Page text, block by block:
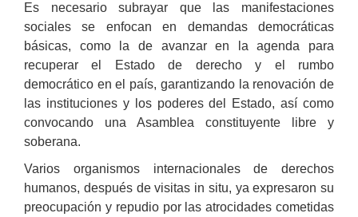
Es necesario subrayar que las manifestaciones
sociales se enfocan en demandas democráticas
básicas, como la de avanzar en la agenda para
recuperar el Estado de derecho y el rumbo
democrático en el país, garantizando la renovación de
las instituciones y los poderes del Estado, así como
convocando una Asamblea constituyente libre y
soberana.
Varios organismos internacionales de derechos
humanos, después de visitas in situ, ya expresaron su
preocupación y repudio por las atrocidades cometidas